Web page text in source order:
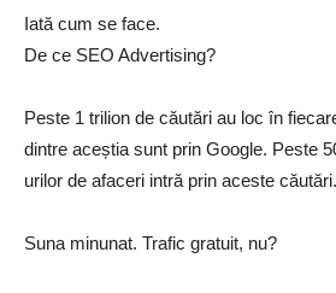
Iată cum se face.
De ce SEO Advertising?
Peste 1 trilion de căutări au loc în
dintre aceștia sunt prin Google. Peste
urilor de afaceri intră prin aceste căutări.
Suna minunat. Trafic gratuit, nu?